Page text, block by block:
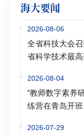
海大要闻
2026-08-06
全省科技大会
省科学技术最高
2026-08-04
“教师数字素养
练营在青岛开班
2026-07-29